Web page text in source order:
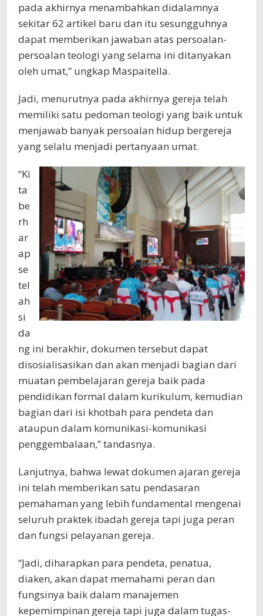
pada akhirnya menambahkan didalamnya
sekitar 62 artikel baru dan itu sesungguhnya
dapat memberikan jawaban atas persoalan-
persoalan teologi yang selama ini ditanyakan
oleh umat,” ungkap Maspaitella.
Jadi, menurutnya pada akhirnya gereja telah
memiliki satu pedoman teologi yang baik untuk
menjawab banyak persoalan hidup bergereja
yang selalu menjadi pertanyaan umat.
“Ki
ta
be
rh
ar
ap
se
tel
ah
si
da
ng ini berakhir, dokumen tersebut dapat
disosialisasikan dan akan menjadi bagian dari
muatan pembelajaran gereja baik pada
pendidikan formal dalam kurikulum, kemudian
bagian dari isi khotbah para pendeta dan
ataupun dalam komunikasi-komunikasi
penggembalaan,” tandasnya.
Lanjutnya, bahwa lewat dokumen ajaran gereja
ini telah memberikan satu pendasaran
pemahaman yang lebih fundamental mengenai
seluruh praktek ibadah gereja tapi juga peran
dan fungsi pelayanan gereja.
“Jadi, diharapkan para pendeta, penatua,
diaken, akan dapat memahami peran dan
fungsinya baik dalam manajemen
kepemimpinan gereja tapi juga dalam tugas-